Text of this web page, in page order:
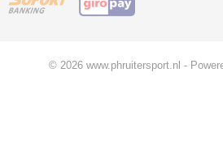
© 2026 www.phruitersport.nl -